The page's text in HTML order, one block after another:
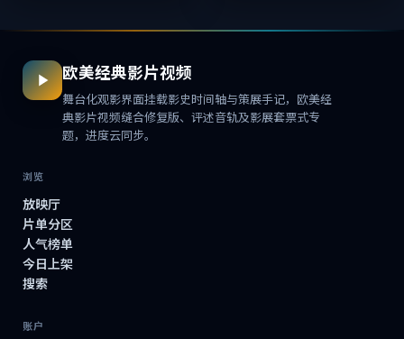
欧美经典影片视频
舞台化观影界面挂载影史时间轴与策展手记，欧美经
典影片视频缝合修复版、评述音轨及影展套票式专
题，进度云同步。
浏览
放映厅
片单分区
人气榜单
今日上架
搜索
账户